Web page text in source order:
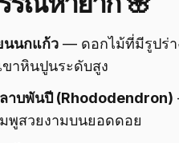
นนกแก้ว — ดอกไม้ที่มีรูปร่า
ขาหินปูนระดับสูง
าบพันปี (Rhododendron)
พูสวยงามบนยอดดอย